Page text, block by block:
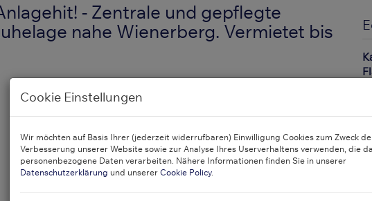
- Zentrale und gepflegte
nahe Wienerberg. Vermietet bis
Cookie Einstellungen
Wir möchten auf Basis Ihrer (jederzeit widerrufbaren) Einwilligung Cookies zum Zweck
Verbesserung unserer Website sowie zur Analyse Ihres Userverhaltens verwenden, die
personenbezogene Daten verarbeiten. Nähere Informationen finden Sie in unserer
Datenschutzerklärung und unserer Cookie Policy.